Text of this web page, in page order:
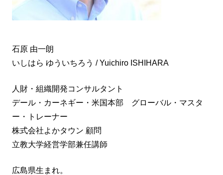
石原 由一朗
いしはら ゆういちろう / Yuichiro ISHIHARA
人財・組織開発コンサルタント
デール・カーネギー・米国本部 グローバル・マスタ
ー・トレーナー
株式会社よかタウン 顧問
立教大学経営学部兼任講師
広島県生まれ。